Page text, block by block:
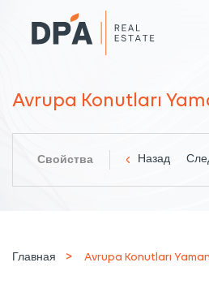
Avrupa Konutları
Свойства Назад
Главная Avrupa Konutları